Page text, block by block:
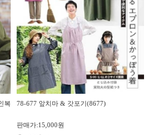
78-677 앞치마 & 갓포기(8677)
판매가:15,000원